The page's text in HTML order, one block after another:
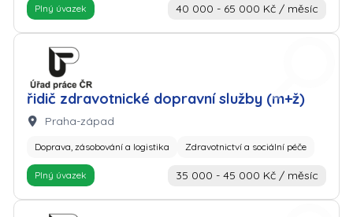
Plný úvazek 40 000 - 65 000 Kč / měsíc
řidič zdravotnické dopravní služby (m+ž)
Zaměstnavatel: Úřad práce
Lokalita:
Praha-západ
Doprava, zásobování a logistika Zdravotnictví a sociální péče
Plný úvazek 35 000 - 45 000 Kč / měsíc